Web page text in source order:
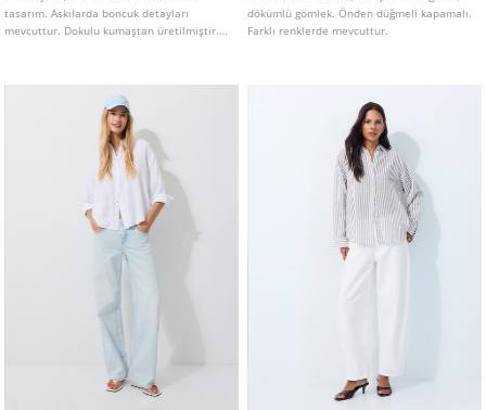
tasarım. Askılarda boncuk detayları
mevcuttur. Dokulu kumaştan üretilmiştir.
dökümlü gömlek. Önden düğmeli kapamalı.
Farklı renklerde mevcuttur.